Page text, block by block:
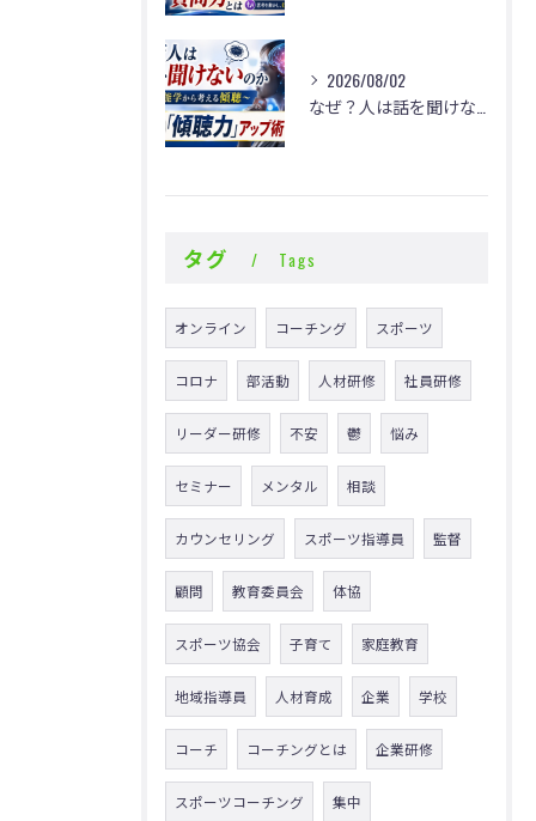
2026/08/02
タグ Tags
オンライン コーチング スポーツ
コロナ 部活動 人材研修 社員研修
リーダー研修 不安 鬱 悩み
セミナー メンタル 相談
カウンセリング スポーツ指導員 監督
顧問 教育委員会 体協
スポーツ協会 子育て 家庭教育
地域指導員 人材育成 企業 学校
コーチ コーチングとは 企業研修
スポーツコーチング 集中